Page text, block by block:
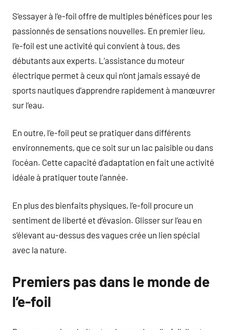
S’essayer à l’e-foil offre de multiples bénéfices pour les
passionnés de sensations nouvelles. En premier lieu,
l’e-foil est une activité qui convient à tous, des
débutants aux experts. L’assistance du moteur
électrique permet à ceux qui n’ont jamais essayé de
sports nautiques d’apprendre rapidement à manœuvrer
sur l’eau.
En outre, l’e-foil peut se pratiquer dans différents
environnements, que ce soit sur un lac paisible ou dans
l’océan. Cette capacité d’adaptation en fait une activité
idéale à pratiquer toute l’année.
En plus des bienfaits physiques, l’e-foil procure un
sentiment de liberté et d’évasion. Glisser sur l’eau en
s’élevant au-dessus des vagues crée un lien spécial
avec la nature.
Premiers pas dans le monde de
l’e-foil